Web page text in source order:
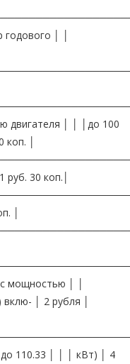
│ │
двигателя │ │ │до 100
│
30 коп.│
│
мощностью │ │
вклю- │ 2 рубля │
110.33 │ │ │ кВт) │ 4